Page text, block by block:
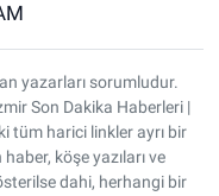
yazarları sorumludur.
Son Dakika Haberleri |
tüm harici linkler ayrı bir
köşe yazıları ve
dahi, herhangi bir